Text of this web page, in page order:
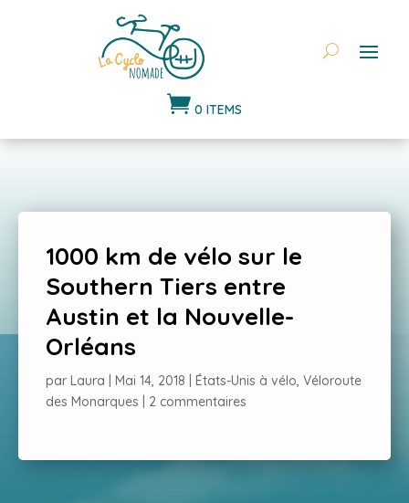
 0 ITEMS
1000 km de vélo sur le
Southern Tiers entre
Austin et la Nouvelle-
Orléans
par Laura Mai 14, 2018 États-Unis à vélo, Véloroute
des Monarques
2 commentaires